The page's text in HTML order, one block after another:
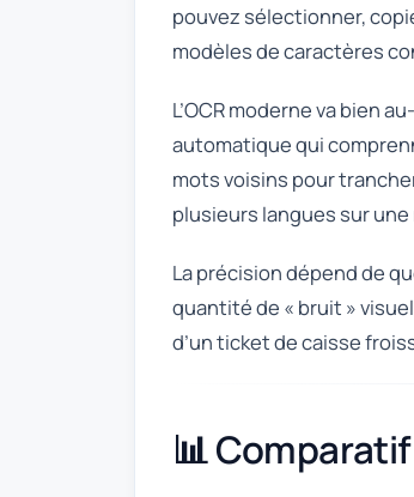
pouvez sélectionner,
modèles de caractères
L’OCR moderne va bien
automatique qui
mots voisins pour
plusieurs langues sur une
La précision dépend de
quantité de « bruit »
d’un ticket de caisse
📊